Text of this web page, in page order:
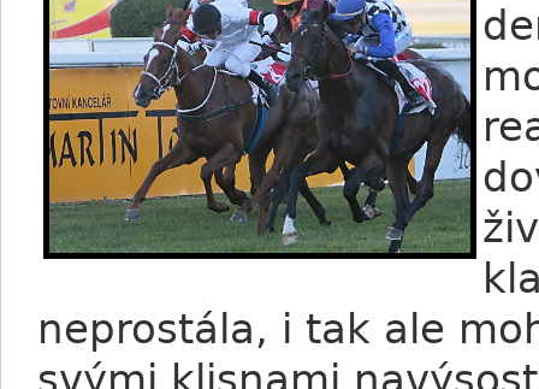
neprostála, i tak ale
svými klisnami